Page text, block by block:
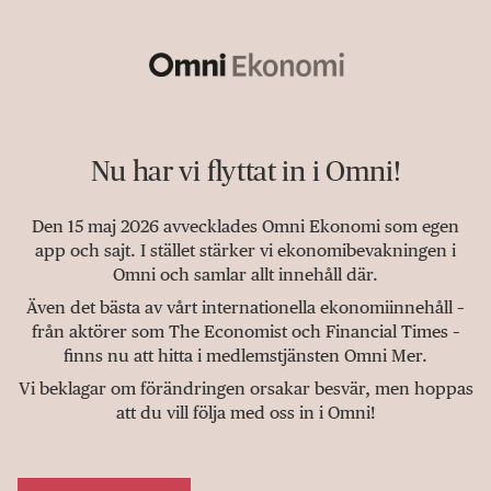
Nu har vi flyttat in i Omni!
Den 15 maj 2026 avvecklades Omni Ekonomi som egen
app och sajt. I stället stärker vi ekonomibevakningen i
Omni och samlar allt innehåll där.
Även det bästa av vårt internationella ekonomiinnehåll –
från aktörer som The Economist och Financial Times –
finns nu att hitta i medlemstjänsten Omni Mer.
Vi beklagar om förändringen orsakar besvär, men hoppas
att du vill följa med oss in i Omni!